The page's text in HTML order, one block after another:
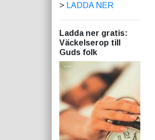
> LADDA NER
Ladda ner gratis:
Väckelserop till
Guds folk